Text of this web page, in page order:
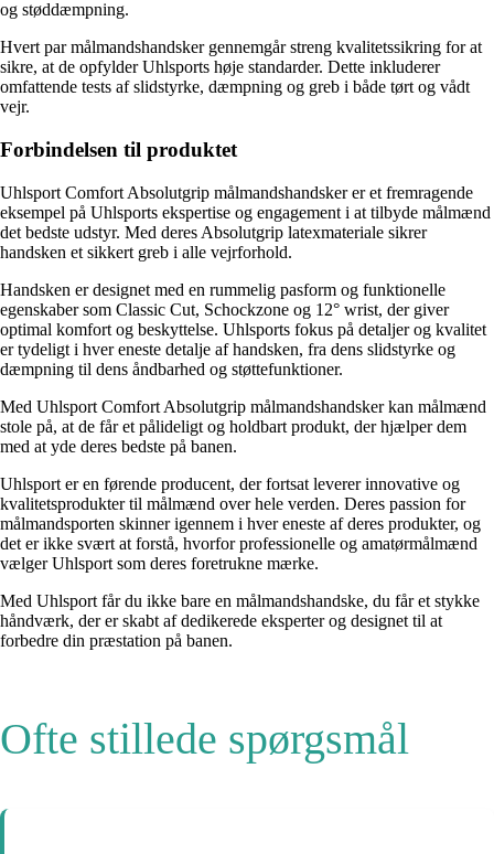
og støddæmpning.
Hvert par målmandshandsker gennemgår streng kvalitetssikring for at
sikre, at de opfylder Uhlsports høje standarder. Dette inkluderer
omfattende tests af slidstyrke, dæmpning og greb i både tørt og vådt
vejr.
Forbindelsen til produktet
Uhlsport Comfort Absolutgrip målmandshandsker er et fremragende
eksempel på Uhlsports ekspertise og engagement i at tilbyde målmænd
det bedste udstyr. Med deres Absolutgrip latexmateriale sikrer
handsken et sikkert greb i alle vejrforhold.
Handsken er designet med en rummelig pasform og funktionelle
egenskaber som Classic Cut, Schockzone og 12° wrist, der giver
optimal komfort og beskyttelse. Uhlsports fokus på detaljer og kvalitet
er tydeligt i hver eneste detalje af handsken, fra dens slidstyrke og
dæmpning til dens åndbarhed og støttefunktioner.
Med Uhlsport Comfort Absolutgrip målmandshandsker kan målmænd
stole på, at de får et pålideligt og holdbart produkt, der hjælper dem
med at yde deres bedste på banen.
Uhlsport er en førende producent, der fortsat leverer innovative og
kvalitetsprodukter til målmænd over hele verden. Deres passion for
målmandsporten skinner igennem i hver eneste af deres produkter, og
det er ikke svært at forstå, hvorfor professionelle og amatørmålmænd
vælger Uhlsport som deres foretrukne mærke.
Med Uhlsport får du ikke bare en målmandshandske, du får et stykke
håndværk, der er skabt af dedikerede eksperter og designet til at
forbedre din præstation på banen.
Ofte stillede spørgsmål